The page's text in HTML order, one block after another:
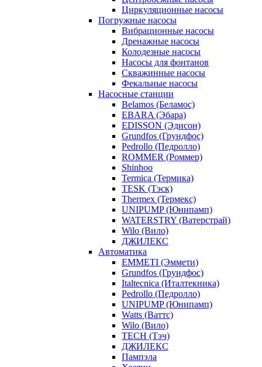
Циркуляционные насосы
Погружные насосы
Вибрационные насосы
Дренажные насосы
Колодезные насосы
Насосы для фонтанов
Скважинные насосы
Фекальные насосы
Насосные станции
Belamos (Беламос)
EBARA (Эбара)
EDISSON (Эдисон)
Grundfos (Грундфос)
Pedrollo (Педролло)
ROMMER (Роммер)
Shinhoo
Termica (Термика)
TESK (Тэск)
Thermex (Термекс)
UNIPUMP (Юнипамп)
WATERSTRY (Ватерстрай)
Wilo (Вило)
ДЖИЛЕКС
Автоматика
EMMETI (Эммети)
Grundfos (Грундфос)
Italtecnica (Италтекника)
Pedrollo (Педролло)
UNIPUMP (Юнипамп)
Watts (Ваттс)
Wilo (Вило)
TECH (Тэч)
ДЖИЛЕКС
Пампэла